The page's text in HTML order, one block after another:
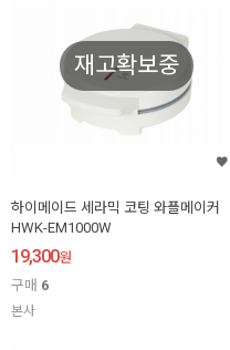
재고확보중
하이메이드 세라믹 코팅 와플메이커
HWK-EM1000W
19,300원
구매 6
본사